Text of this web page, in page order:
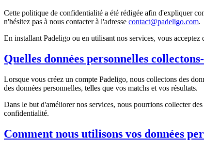
Cette politique de confidentialité a été rédigée afin d'expliquer
n'hésitez pas à nous contacter à l'adresse contact@padeligo.com.
En installant Padeligo ou en utilisant nos services, vous
Quelles données personnelles
Lorsque vous créez un compte Padeligo, nous collectons des
des données personnelles, telles que vos matchs et vos résultats.
Dans le but d'améliorer nos services, nous pourrions collecter
confidentialité.
Comment nous utilisons vos données